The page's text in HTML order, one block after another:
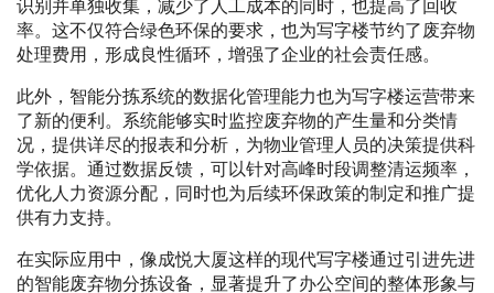
识别并单独收集，减少了人工成本的同时，也提高了回收
率。这不仅符合绿色环保的要求，也为写字楼节约了废弃物
处理费用，形成良性循环，增强了企业的社会责任感。
此外，智能分拣系统的数据化管理能力也为写字楼运营带来
了新的便利。系统能够实时监控废弃物的产生量和分类情
况，提供详尽的报表和分析，为物业管理人员的决策提供科
学依据。通过数据反馈，可以针对高峰时段调整清运频率，
优化人力资源分配，同时也为后续环保政策的制定和推广提
供有力支持。
在实际应用中，像成悦大厦这样的现代写字楼通过引进先进
的智能废弃物分拣设备，显著提升了办公空间的整体形象与